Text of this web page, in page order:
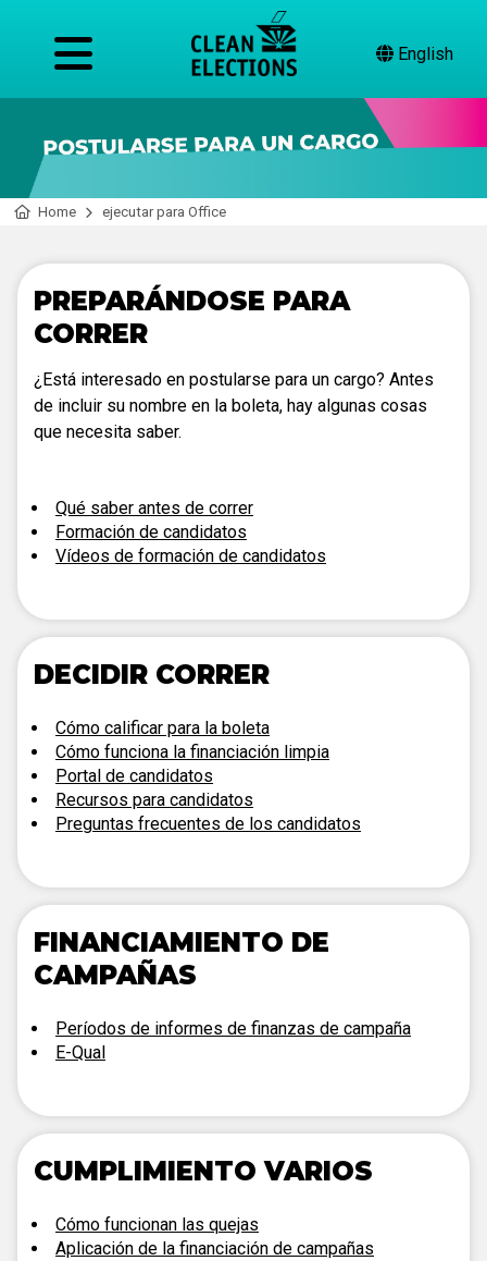
English
Home ejecutar para Office
PREPARÁNDOSE PARA
CORRER
¿Está interesado en postularse para un cargo? Antes
de incluir su nombre en la boleta, hay algunas cosas
que necesita saber.
Qué saber antes de correr
Formación de candidatos
Vídeos de formación de candidatos
DECIDIR CORRER
Cómo calificar para la boleta
Cómo funciona la financiación limpia
Portal de candidatos
Recursos para candidatos
Preguntas frecuentes de los candidatos
FINANCIAMIENTO DE
CAMPAÑAS
Períodos de informes de finanzas de campaña
E-Qual
CUMPLIMIENTO VARIOS
Cómo funcionan las quejas
Aplicación de la financiación de campañas